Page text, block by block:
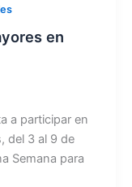
en
a participar en
del 3 al 9 de
Semana para